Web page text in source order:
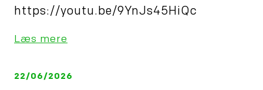
https://youtu.be/9YnJs45HiQc
Læs mere
22/06/2026